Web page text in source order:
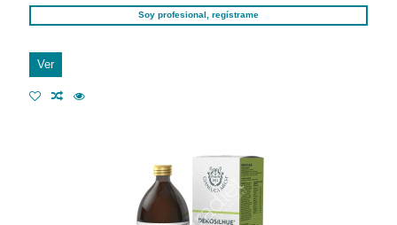
Soy profesional, regístrame
Ver